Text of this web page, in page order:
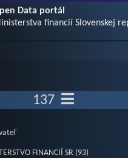
Data portál
financií Slovenskej
137
FINANCIÍ SR (93)